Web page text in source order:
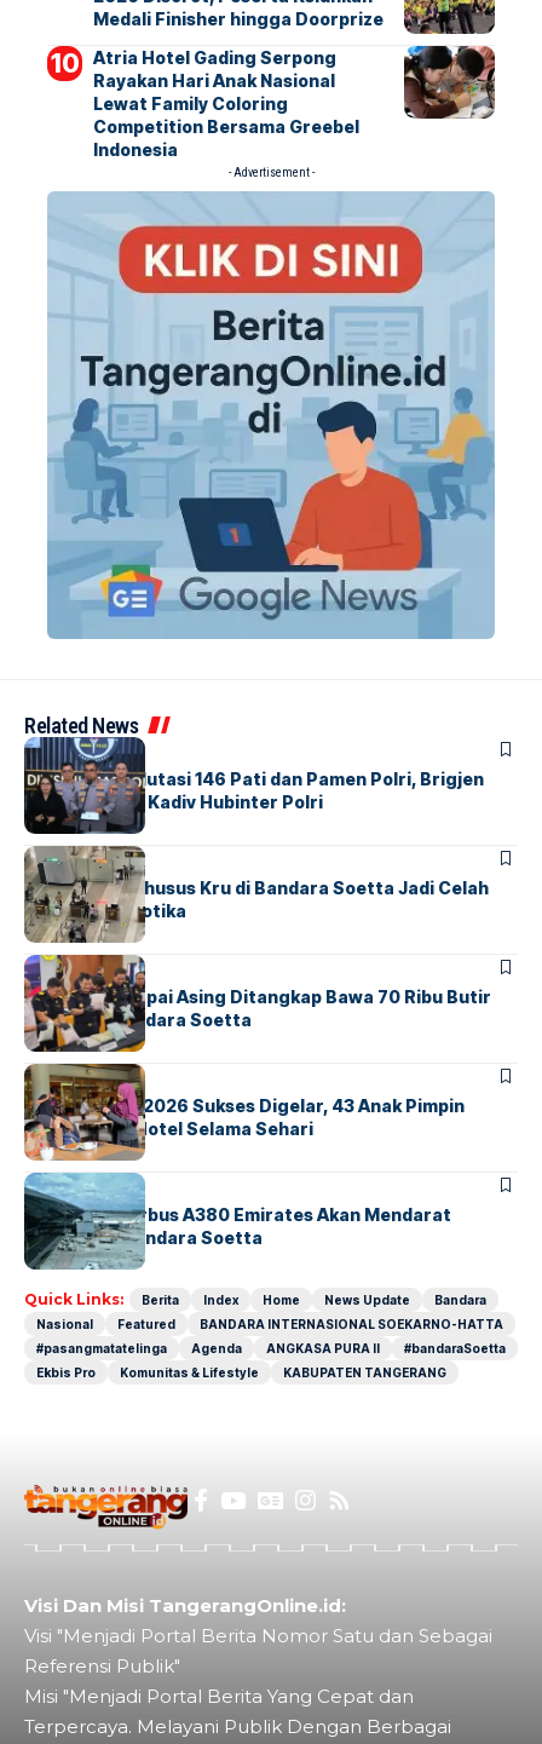
Medali Finisher hingga Doorprize
Atria Hotel Gading Serpong
Rayakan Hari Anak Nasional
Lewat Family Coloring
Competition Bersama Greebel
Indonesia
- Advertisement -
Related News
BERITA
Mabes Polri Mutasi 146 Pati dan Pamen Polri, Brigjen
Untung Jabat Kadiv Hubinter Polri
BANDARABERITA
Ketika Jalur Khusus Kru di Bandara Soetta Jadi Celah
Sindikat Narkotika
BANDARA BERITA
Kopilot Maskapai Asing Ditangkap Bawa 70 Ribu Butir
Ekstasi di Bandara Soetta
BERITAINDEX
GM For A Day 2026 Sukses Digelar, 43 Anak Pimpin
Operasional Hotel Selama Sehari
BANDARA BERITA
8 Agustus, Airbus A380 Emirates Akan Mendarat
Perdana di Bandara Soetta
Quick Links: Berita Index Home News Update
Bandara
Nasional
Featured
BANDARA INTERNASIONAL SOEKARNO-HATTA
#pasangmatatelinga
Agenda ANGKASA PURA II
#bandaraSoetta
Ekbis Pro
Komunitas & Lifestyle KABUPATEN TANGERANG
Visi Dan Misi TangerangOnline.id:
Visi "Menjadi Portal Berita Nomor Satu dan Sebagai
Referensi Publik"
Misi "Menjadi Portal Berita Yang Cepat dan
Terpercaya. Melayani Publik Dengan Berbagai